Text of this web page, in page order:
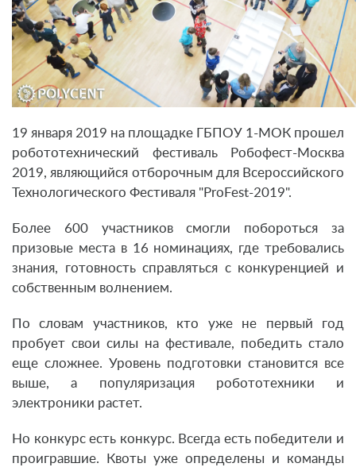
19 января 2019 на площадке ГБПОУ 1-МОК прошел
робототехнический фестиваль Робофест-Москва
2019, являющийся отборочным для Всероссийского
Технологического Фестиваля "ProFest-2019".
Более 600 участников смогли побороться за
призовые места в 16 номинациях, где требовались
знания, готовность справляться с конкуренцией и
собственным волнением.
По словам участников, кто уже не первый год
пробует свои силы на фестивале, победить стало
еще сложнее. Уровень подготовки становится все
выше, а популяризация робототехники и
электроники растет.
Но конкурс есть конкурс. Всегда есть победители и
проигравшие. Квоты уже определены и команды